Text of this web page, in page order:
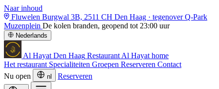
Naar inhoud
Fluwelen Burgwal 3B, 2511 CH Den Haag · tegenover Q-Park
Muzenplein De kolen branden, geopend tot 23:00 uur
Nederlands
Al Hayat Den Haag Restaurant Al Hayat home
Het restaurant Specialiteiten Groepen Reserveren Contact
Nu open
nl Reserveren